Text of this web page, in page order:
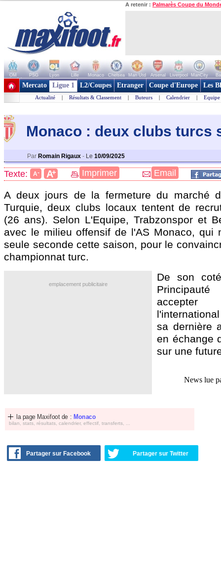
A retenir : Palmarès Coupe du
OM PSG Lyon Lille Monaco Chelsea Man Utd Arsenal Liverpool ManCity
+ de clubs
Mercato Ligue 1 L2/Coupes Etranger Coupe d'Europe Les
Actualité | Résultats & Classement | Buteurs | Calendrier | Equipe
Monaco : deux clubs turcs
Par Romain Rigaux - Le 10/09/2025
Texte: A- A+ Imprimer Email
A deux jours de la fermeture du marché
Turquie, deux clubs locaux tentent de
(26 ans). Selon L'Equipe, Trabzonspor et
avec le milieu offensif de l'AS Monaco, qui
seule seconde cette saison, pour le
championnat turc.
emplacement publicitaire
De son
sa dernière
en échange
sur une
News lue
la page Maxifoot de : Monaco
bilan, stats, résultats, calendrier, effectif, transferts, ...
Partager sur Facebook Partager sur Twitter